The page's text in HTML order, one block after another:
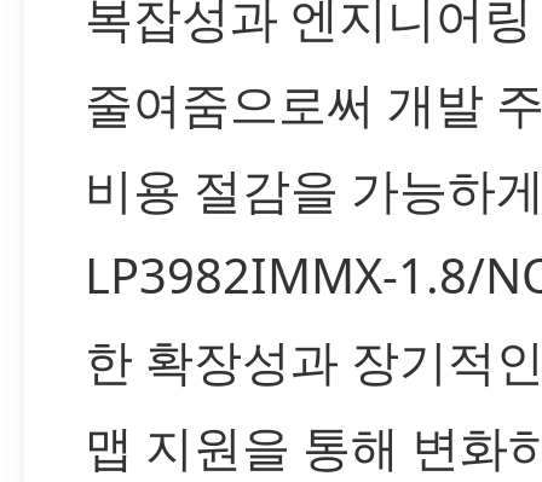
복잡성과 엔지니어
줄여줌으로써 개발
비용 절감을 가능하
LP3982IMMX-1.8/
한 확장성과 장기적
맵 지원을 통해 변화